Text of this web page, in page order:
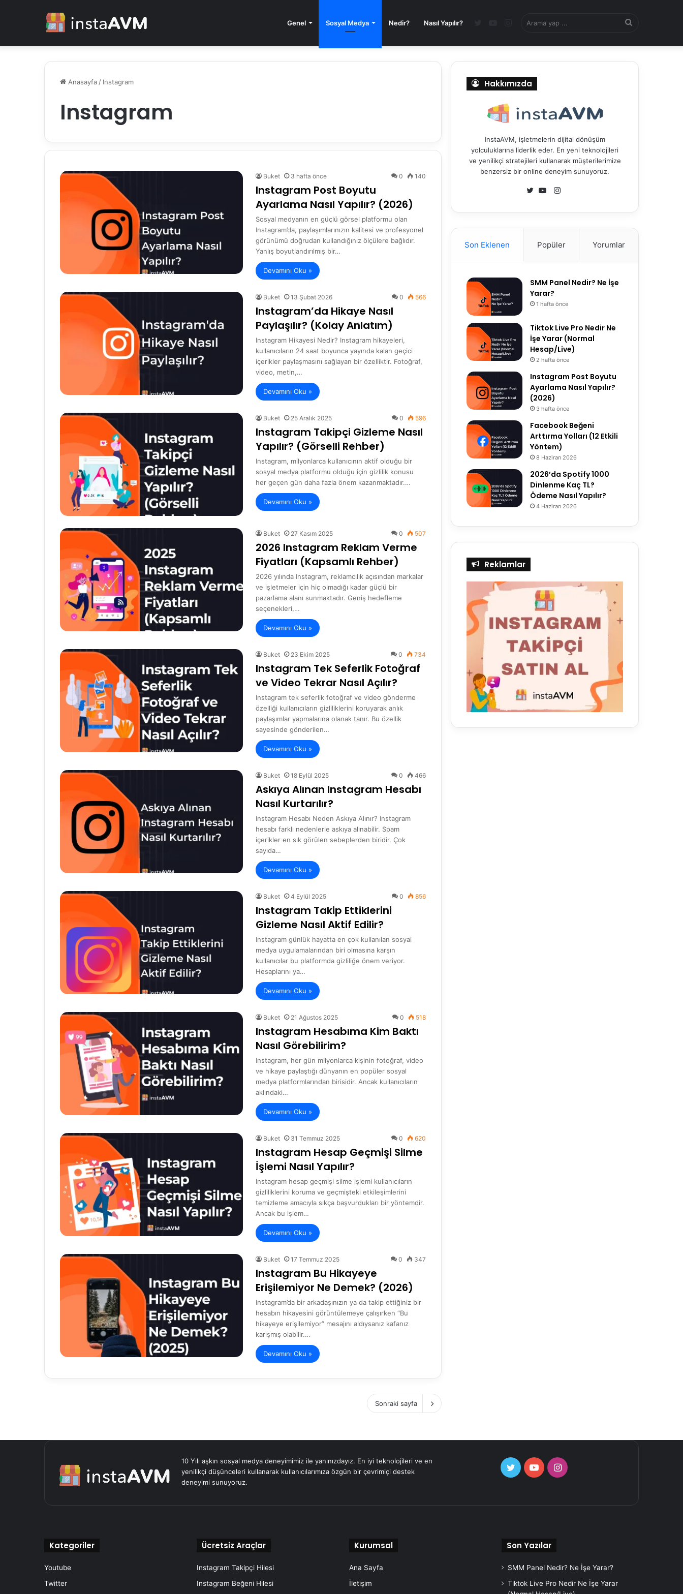
Genel Sosyal Medya Nedir? Nasıl Yapılır?
yap
Instagram
YouTube
Anasayfa / Instagram
Instagram
Buket 3 hafta önce 0 140
Instagram Post Boyutu
Ayarlama Nasıl Yapılır? (2026)
Sosyal medyanın en güçlü görsel platformu olan
Instagram’da, paylaşımlarınızın kalitesi ve profesyonel
görünümü doğrudan kullandığınız ölçülere bağlıdır.
Yanlış boyutlandırılmış bir…
Devamını Oku »
Buket 13 Şubat 2026 0 566
Instagram’da Hikaye Nasıl
Paylaşılır? (Kolay Anlatım)
Instagram Hikayesi Nedir? Instagram hikayeleri,
kullanıcıların 24 saat boyunca yayında kalan geçici
içerikler paylaşmasını sağlayan bir özelliktir. Fotoğraf,
video, metin,…
Devamını Oku »
Buket 25 Aralık 2025 0 596
Instagram Takipçi Gizleme Nasıl
Yapılır? (Görselli Rehber)
Instagram, milyonlarca kullanıcının aktif olduğu bir
sosyal medya platformu olduğu için gizlilik konusu
her geçen gün daha fazla önem kazanmaktadır.…
Devamını Oku »
Buket 27 Kasım 2025 0 507
2026 Instagram Reklam Verme
Fiyatları (Kapsamlı Rehber)
2026 yılında Instagram, reklamcılık açısından markalar
ve işletmeler için hiç olmadığı kadar güçlü bir
pazarlama alanı sunmaktadır. Geniş hedefleme
seçenekleri,…
Devamını Oku »
Buket 23 Ekim 2025 0 734
Instagram Tek Seferlik Fotoğraf
ve Video Tekrar Nasıl Açılır?
Instagram tek seferlik fotoğraf ve video gönderme
özelliği kullanıcıların gizliliklerini koruyarak anlık
paylaşımlar yapmalarına olanak tanır. Bu özellik
sayesinde gönderilen…
Devamını Oku »
Buket 18 Eylül 2025 0 466
Askıya Alınan Instagram Hesabı
Nasıl Kurtarılır?
Instagram Hesabı Neden Askıya Alınır? Instagram
hesabı farklı nedenlerle askıya alınabilir. Spam
içerikler en sık görülen sebeplerden biridir. Çok
sayıda…
Devamını Oku »
Buket 4 Eylül 2025 0 856
Instagram Takip Ettiklerini
Gizleme Nasıl Aktif Edilir?
Instagram günlük hayatta en çok kullanılan sosyal
medya uygulamalarından biri olmasına karşın
kullanıcılar bu platformda gizliliğe önem veriyor.
Hesaplarını ya…
Devamını Oku »
Buket 21 Ağustos 2025 0 518
Instagram Hesabıma Kim Baktı
Nasıl Görebilirim?
Instagram, her gün milyonlarca kişinin fotoğraf, video
ve hikaye paylaştığı dünyanın en popüler sosyal
medya platformlarından birisidir. Ancak kullanıcıların
aklındaki…
Devamını Oku »
Buket 31 Temmuz 2025 0 620
Instagram Hesap Geçmişi Silme
İşlemi Nasıl Yapılır?
Instagram hesap geçmişi silme işlemi kullanıcıların
gizliliklerini koruma ve geçmişteki etkileşimlerini
temizleme amacıyla sıkça başvurdukları bir yöntemdir.
Ancak bu işlem…
Devamını Oku »
Buket 17 Temmuz 2025 0 347
Instagram Bu Hikayeye
Erişilemiyor Ne Demek? (2026)
Instagram’da bir arkadaşınızın ya da takip ettiğiniz bir
hesabın hikayesini görüntülemeye çalışırken “Bu
hikayeye erişilemiyor” mesajını aldıysanız kafanız
karışmış olabilir.…
Devamını Oku »
Sonraki sayfa
Hakkımızda
InstaAVM, işletmelerin dijital dönüşüm
yolculuklarına liderlik eder. En yeni teknolojileri
ve yenilikçi stratejileri kullanarak müşterilerimize
benzersiz bir online deneyim sunuyoruz.
w
i
e
o
u
u
b
I
s
t
g
r
m
Son Eklenen Popüler Yorumlar
SMM Panel Nedir? Ne İşe
Yarar?
1 hafta önce
Tiktok Live Pro Nedir Ne
İşe Yarar (Normal
Hesap/Live)
2 hafta önce
Instagram Post Boyutu
Ayarlama Nasıl Yapılır?
(2026)
3 hafta önce
Facebook Beğeni
Arttırma Yolları (12 Etkili
Yöntem)
8 Haziran 2026
2026’da Spotify 1000
Dinlenme Kaç TL?
Ödeme Nasıl Yapılır?
4 Haziran 2026
Reklamlar
10 Yılı aşkın sosyal medya deneyimimiz ile yanınızdayız. En iyi teknolojileri ve en
yenilikçi düşünceleri kullanarak kullanıcılarımıza özgün bir çevrimiçi destek
deneyimi sunuyoruz.
TwitterYouTubeInstagram
Kategoriler
Youtube
Twitter
Ücretsiz Araçlar
Instagram Takipçi Hilesi
Instagram Beğeni Hilesi
Kurumsal
Ana Sayfa
İletişim
Son Yazılar
SMM Panel Nedir? Ne İşe Yarar?
Tiktok Live Pro Nedir Ne İşe Yarar